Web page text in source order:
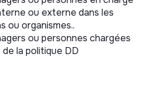
ou externe dans les
ou organismes..
ou personnes chargées
la politique DD